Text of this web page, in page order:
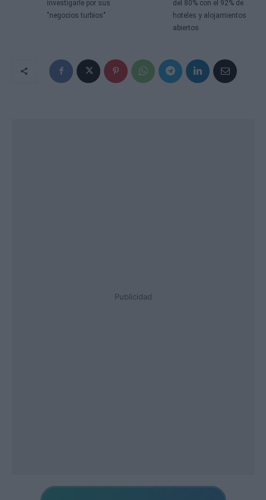
investigarle por sus
"negocios turbios"
del 80% con el 92% de
hoteles y alojamientos
abiertos
Publicidad